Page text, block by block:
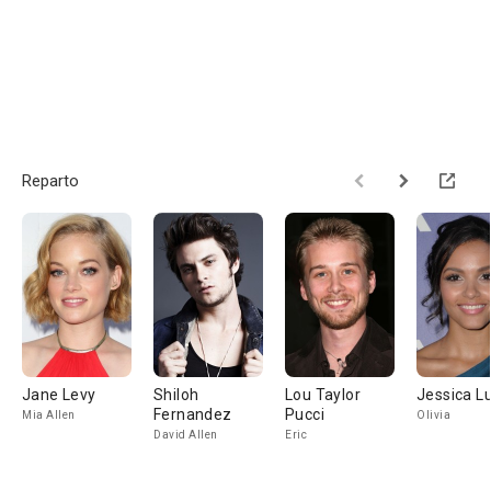
Reparto
Jane Levy
Mia Allen
Shiloh
Fernandez
David Allen
Lou Taylor
Pucci
Eric
Jessica
Olivia